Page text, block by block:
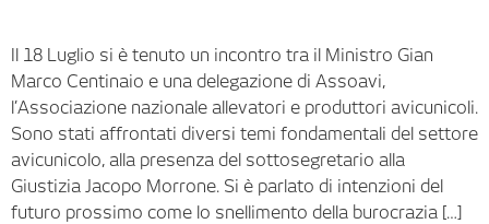
Il 18 Luglio si è tenuto un incontro tra il Ministro Gian
Marco Centinaio e una delegazione di Assoavi,
l’Associazione nazionale allevatori e produttori avicunicoli.
Sono stati affrontati diversi temi fondamentali del settore
avicunicolo, alla presenza del sottosegretario alla
Giustizia Jacopo Morrone. Si è parlato di intenzioni del
futuro prossimo come lo snellimento della burocrazia […]